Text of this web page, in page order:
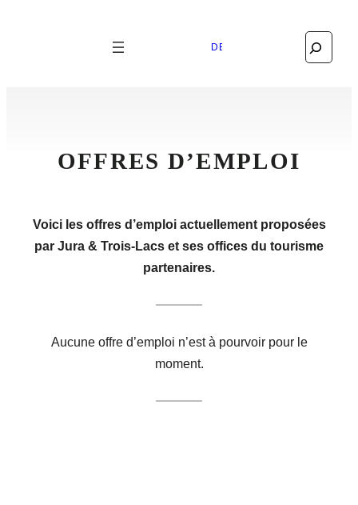
DEUTSCH
Search
OFFRES D’EMPLOI
Voici les offres d’emploi actuellement proposées
par Jura & Trois-Lacs et ses offices du tourisme
partenaires.
Aucune offre d’emploi n’est à pourvoir pour le
moment.